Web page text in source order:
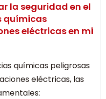
la seguridad en el
químicas
eléctricas en mi
químicas peligrosas
eléctricas, las